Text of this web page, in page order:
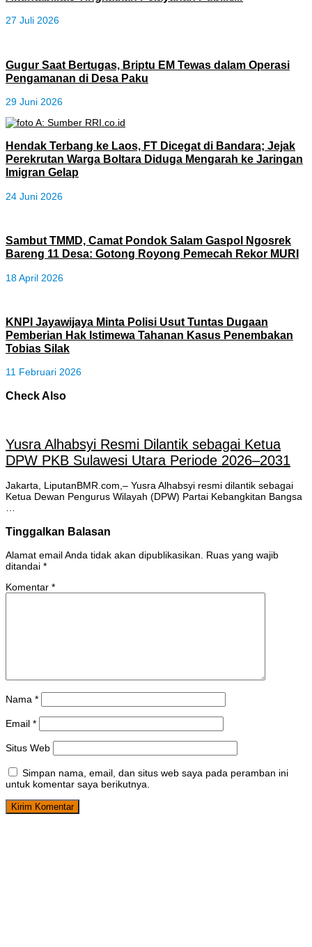
27 Juli 2026
Gugur Saat Bertugas, Briptu EM Tewas dalam Operasi
Pengamanan di Desa Paku
29 Juni 2026
Hendak Terbang ke Laos, FT Dicegat di Bandara; Jejak
Perekrutan Warga Boltara Diduga Mengarah ke Jaringan
Imigran Gelap
24 Juni 2026
Sambut TMMD, Camat Pondok Salam Gaspol Ngosrek
Bareng 11 Desa: Gotong Royong Pemecah Rekor MURI
18 April 2026
KNPI Jayawijaya Minta Polisi Usut Tuntas Dugaan
Pemberian Hak Istimewa Tahanan Kasus Penembakan
Tobias Silak
11 Februari 2026
Check Also
Yusra Alhabsyi Resmi Dilantik sebagai Ketua
DPW PKB Sulawesi Utara Periode 2026–2031
Jakarta, LiputanBMR.com,– Yusra Alhabsyi resmi dilantik sebagai
Ketua Dewan Pengurus Wilayah (DPW) Partai Kebangkitan Bangsa
…
Tinggalkan Balasan
Alamat email Anda tidak akan dipublikasikan.
Ruas yang wajib
ditandai *
Komentar *
Nama *
Email *
Situs Web
Simpan nama, email, dan situs web saya pada peramban ini
untuk komentar saya berikutnya.